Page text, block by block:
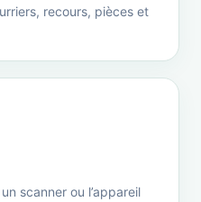
recours, pièces et
scanner ou l’appareil